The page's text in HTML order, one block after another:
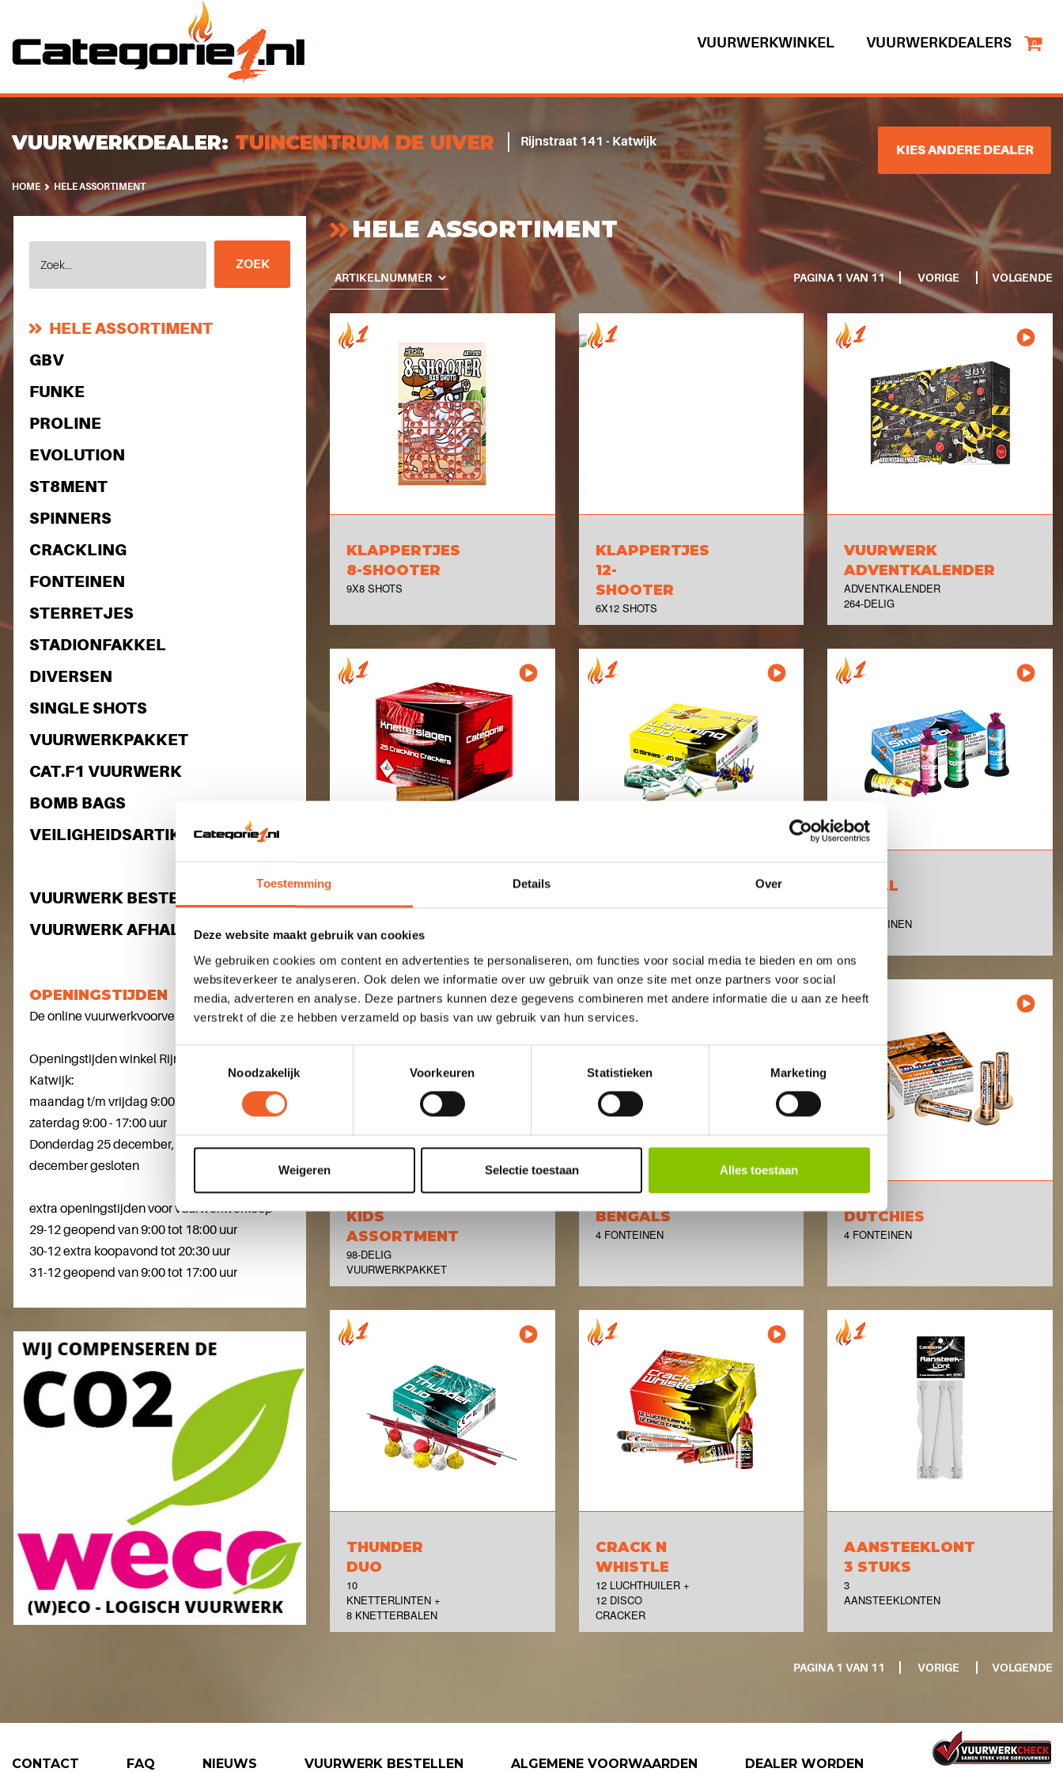
Toestemming Details Over
Deze website maakt gebruik van cookies
We gebruiken cookies om content en advertenties te personaliseren, om functies voor social media te bieden en om ons
websiteverkeer te analyseren. Ook delen we informatie over uw gebruik van onze site met onze partners voor social
media, adverteren en analyse. Deze partners kunnen deze gegevens combineren met andere informatie die u aan ze heeft
verstrekt of die ze hebben verzameld op basis van uw gebruik van hun services.
Toestemmingsselectie
Noodzakelijk
Voorkeuren Statistieken Marketing
Weigeren Selectie toestaan Alles toestaan
0
VUURWERKWINKEL VUURWERKDEALERS
VUURWERKDEALER: TUINCENTRUM DE UIVER Rijnstraat 141 - Katwijk
KIES ANDERE DEALER
HOME HELE ASSORTIMENT
HELE ASSORTIMENT
GBV
FUNKE
PROLINE
EVOLUTION
ST8MENT
SPINNERS
CRACKLING
FONTEINEN
STERRETJES
STADIONFAKKEL
DIVERSEN
SINGLE SHOTS
VUURWERKPAKKET
CAT.F1 VUURWERK
BOMB BAGS
VEILIGHEIDSARTIKELEN
VUURWERK BESTELLEN
VUURWERK AFHALEN
OPENINGSTIJDEN
De online vuurwerkvoorverkoop is begonnen
Openingstijden winkel Rijnstraat 141 2223 EA
Katwijk:
maandag t/m vrijdag 9:00 - 18:00 uur
zaterdag 9:00 - 17:00 uur
Donderdag 25 december, vrijdag 26
december gesloten
extra openingstijden voor vuurwerkverkoop
29-12 geopend van 9:00 tot 18:00 uur
30-12 extra koopavond tot 20:30 uur
31-12 geopend van 9:00 tot 17:00 uur
HELE ASSORTIMENT
PAGINA 1 VAN 11 VORIGE VOLGENDE
KLAPPERTJES
8-SHOOTER
9X8 SHOTS
KLAPPERTJES
12-
SHOOTER
6X12 SHOTS
VUURWERK
ADVENTKALENDER
ADVENTKALENDER
264-DELIG
25
DUO
SMALL
FOUR
4 FONTEINEN
KIDS
ASSORTMENT
98-DELIG
VUURWERKPAKKET
BENGALS
4 FONTEINEN
DUTCHIES
4 FONTEINEN
THUNDER
DUO
10
KNETTERLINTEN +
8 KNETTERBALEN
CRACK N
WHISTLE
12 LUCHTHUILER +
12 DISCO
CRACKER
AANSTEEKLONT
3 STUKS
3
AANSTEEKLONTEN
PAGINA 1 VAN 11 VORIGE VOLGENDE
CONTACT FAQ NIEUWS VUURWERK BESTELLEN ALGEMENE VOORWAARDEN DEALER WORDEN